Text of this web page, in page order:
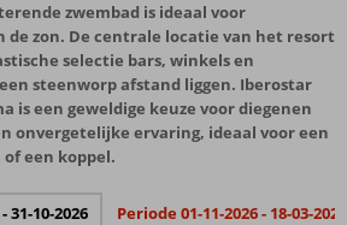
zwembad is ideaal voor
de zon. De centrale locatie van het resort
selectie bars, winkels en
steenworp afstand liggen. Iberostar
is een geweldige keuze voor diegenen
onvergetelijke ervaring, ideaal voor een
een koppel.
31-10-2026 Periode 01-11-2026 - 18-03-2027